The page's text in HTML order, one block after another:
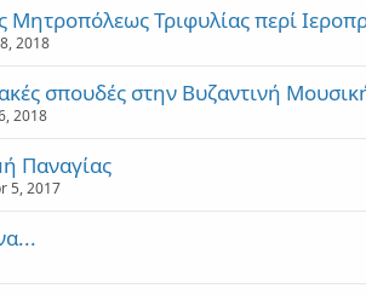
Μητροπόλεως Τριφυλίας περί
2018
σπουδές στην Βυζαντινή
2018
Παναγίας
5, 2017